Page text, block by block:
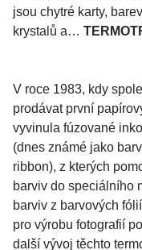
jsou chytré karty,
krystalů a…
V roce 1983, kdy
prodávat první
vyvinula fúzované
(dnes známé jako
ribbon), z kterých
barviv do speciálního
barviv z barvových
pro výrobu fotografií
další vývoj těchto